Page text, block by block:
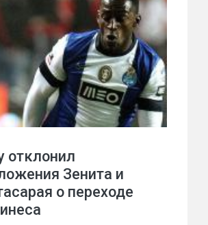
отклонил
Зенита и
о переходе